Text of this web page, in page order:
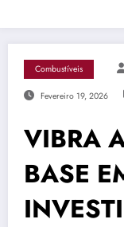
Combustíveis
Fevereiro 19, 2026
VIBRA
BASE